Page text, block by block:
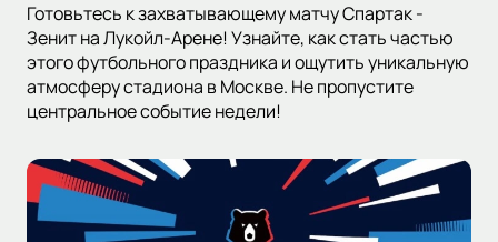
Готовьтесь к захватывающему матчу Спартак -
Зенит на Лукойл-Арене! Узнайте, как стать частью
этого футбольного праздника и ощутить уникальную
атмосферу стадиона в Москве. Не пропустите
центральное событие недели!